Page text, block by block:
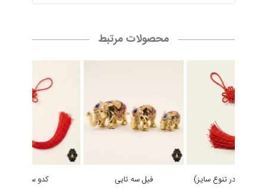
محصولات مرتبط
(در تنوع سایز)
فیل سه تایی
کدو سلامتی